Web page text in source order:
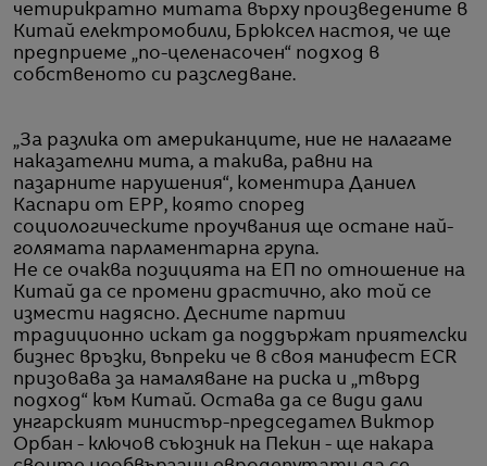
четирикратно митата върху произведените в
Китай електромобили, Брюксел настоя, че ще
предприеме „по-целенасочен“ подход в
собственото си разследване.
„За разлика от американците, ние не налагаме
наказателни мита, а такива, равни на
пазарните нарушения“, коментира Даниел
Каспари от EPP, която според
социологическите проучвания ще остане най-
голямата парламентарна група.
Не се очаква позицията на ЕП по отношение на
Китай да се промени драстично, ако той се
измести надясно. Десните партии
традиционно искат да поддържат приятелски
бизнес връзки, въпреки че в своя манифест ECR
призовава за намаляване на риска и „твърд
подход“ към Китай. Остава да се види дали
унгарският министър-председател Виктор
Орбан - ключов съюзник на Пекин - ще накара